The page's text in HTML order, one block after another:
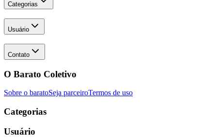
Categorias
Usuário
Contato
O Barato Coletivo
Sobre o baratoSeja parceiroTermos de uso
Categorias
Usuário